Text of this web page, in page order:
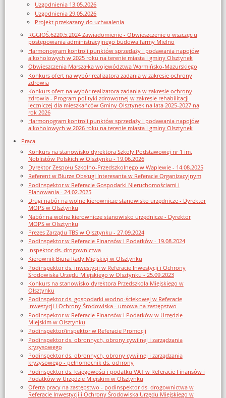
Uzgodnienia 13.05.2026
Uzgodnienia 29.05.2026
Projekt przekazany do uchwalenia
RGGIOŚ.6220.5.2024 Zawiadomienie - Obwieszczenie o wszczęciu
postępowania administracyjnego budowa farmy Mielno
Harmonogram kontroli punktów sprzedaży i podawania napojów
alkoholowych w 2025 roku na terenie miasta i gminy Olsztynek
Obwieszczenia Marszałka województwa Warmińsko-Mazurskiego
Konkurs ofert na wybór realizatora zadania w zakresie ochrony
zdrowia
Konkurs ofert na wybór realizatora zadania w zakresie ochrony
zdrowia - Program polityki zdrowotnej w zakresie rehabilitacji
leczniczej dla mieszkańców Gminy Olsztynek na lata 2025-2027 na
rok 2026
Harmonogram kontroli punktów sprzedaży i podawania napojów
alkoholowych w 2026 roku na terenie miasta i gminy Olsztynek
Praca
Konkurs na stanowisko dyrektora Szkoły Podstawowej nr 1 im.
Noblistów Polskich w Olsztynku - 19.06.2026
Dyrektor Zespołu Szkolno-Przedszkolnego w Waplewie - 14.08.2025
Referent w Biurze Obsługi Interesanta w Referacie Organizacyjnym
Podinspektor w Referacie Gospodarki Nieruchomościami i
Planowania - 24.02.2025
Drugi nabór na wolne kierownicze stanowisko urzędnicze - Dyrektor
MOPS w Olsztynku
Nabór na wolne kierownicze stanowisko urzędnicze - Dyrektor
MOPS w Olsztynku
Prezes Zarządu TBS w Olsztynku - 27.09.2024
Podinspektor w Referacie Finansów i Podatków - 19.08.2024
Inspektor ds. drogownictwa
Kierownik Biura Rady Miejskiej w Olsztynku
Podinspektor ds. inwestycji w Referacie Inwestycji i Ochrony
Środowiska Urzędu Miejskiego w Olsztynku - 25.09.2023
Konkurs na stanowisko dyrektora Przedszkola Miejskiego w
Olsztynku
Podinspektor ds. gospodarki wodno-ściekowej w Referacie
Inwestycji i Ochrony Środowiska - umowa na zastępstwo
Podinspektor w Referacie Finansów i Podatków w Urzędzie
Miejskim w Olsztynku
Podinspektor/inspektor w Referacie Promocji
Podinspektor ds. obronnych, obrony cywilnej i zarządzania
kryzysowego
Podinspektor ds. obronnych, obrony cywilnej i zarządzania
kryzysowego - pełnomocnik ds. ochrony
Podinspektor ds. księgowości i podatku VAT w Referacie Finansów i
Podatków w Urzędzie Miejskim w Olsztynku
Oferta pracy na zastępstwo - podinspektor ds. drogownictwa w
Referacie Inwestycji i Ochrony Środowiska Urzędu Miejskiego w